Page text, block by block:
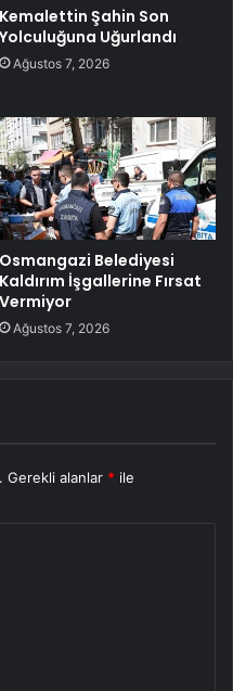
Kemalettin Şahin Son
Yolculuğuna Uğurlandı
Ağustos 7, 2026
Osmangazi Belediyesi
Kaldırım İşgallerine Fırsat
Vermiyor
Ağustos 7, 2026
Gerekli alanlar * ile